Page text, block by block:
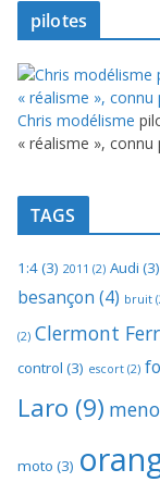
pilotes
Chris modélisme
« réalisme »,
TAGS
1:4(3) 2011 (2) Audi (3)
besançon (4) bruit
(2) Clermont
control (3) escort (2)
Laro (9)
moto (3)